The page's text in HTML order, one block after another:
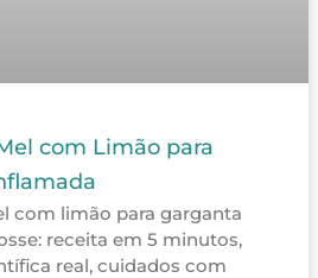
com Limão para
com limão para garganta
receita em 5 minutos,
real, cuidados com